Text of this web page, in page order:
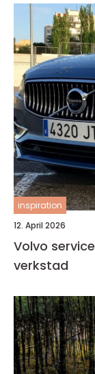
inspiration
12. April 2026
Volvo service tryggt bilägande med rätt
verkstad